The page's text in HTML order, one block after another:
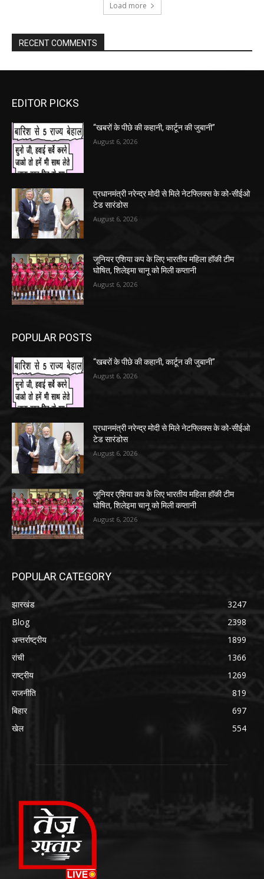
Load more
RECENT COMMENTS
EDITOR PICKS
“खबरों के पीछे की कहानी, कार्टून की जुबानी”
August 6, 2026
प्रधानमंत्री नरेन्द्र मोदी से मिले नेटफ्लिक्स के को-सीईओ
टेड सारंडोस
August 6, 2026
जूनियर एशिया कप के लिए भारतीय महिला हॉकी टीम
घोषित, शिलेइमा चानू को मिली कप्तानी
August 6, 2026
POPULAR POSTS
“खबरों के पीछे की कहानी, कार्टून की जुबानी”
August 6, 2026
प्रधानमंत्री नरेन्द्र मोदी से मिले नेटफ्लिक्स के को-सीईओ
टेड सारंडोस
August 6, 2026
जूनियर एशिया कप के लिए भारतीय महिला हॉकी टीम
घोषित, शिलेइमा चानू को मिली कप्तानी
August 6, 2026
POPULAR CATEGORY
झारखंड
3247
Blog
2398
अन्तर्राष्ट्रीय
1899
रांची
1366
राष्ट्रीय
1269
राजनीति
819
बिहार
697
खेल
554